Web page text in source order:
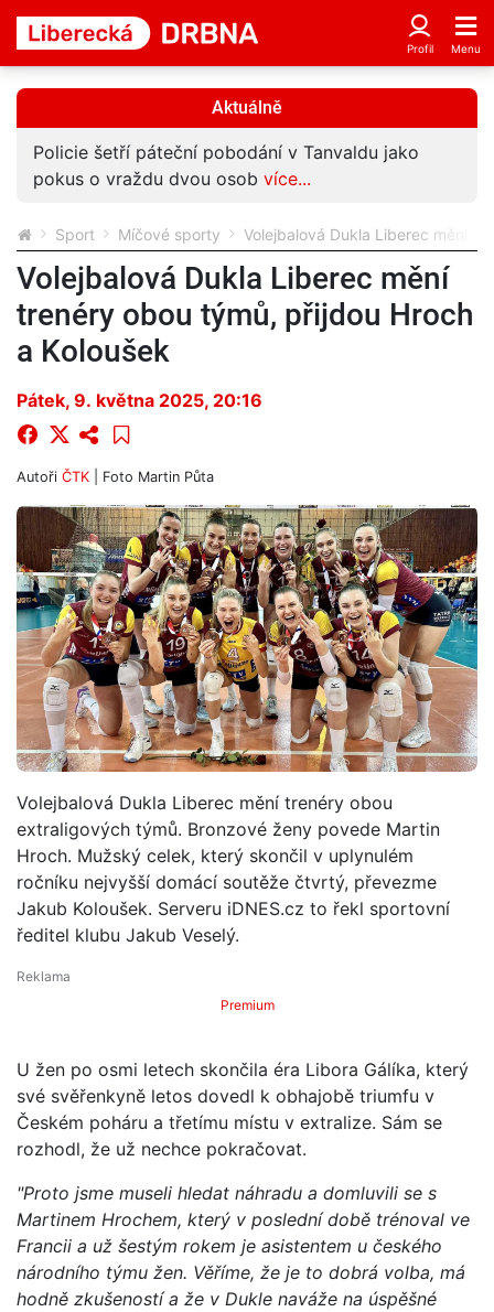
Aktuálně
Policie šetří páteční pobodání v Tanvaldu jako
pokus o vraždu dvou osob více...
Sport Míčové sporty Volejbalová Dukla Liberec mění
Volejbalová Dukla Liberec mění
trenéry obou týmů, přijdou Hroch
a Koloušek
Pátek, 9. května 2025, 20:16
Autoři ČTK | Foto Martin Půta
Volejbalová Dukla Liberec mění trenéry obou
extraligových týmů. Bronzové ženy povede Martin
Hroch. Mužský celek, který skončil v uplynulém
ročníku nejvyšší domácí soutěže čtvrtý, převezme
Jakub Koloušek. Serveru iDNES.cz to řekl sportovní
ředitel klubu Jakub Veselý.
Premium
U žen po osmi letech skončila éra Libora Gálíka, který
své svěřenkyně letos dovedl k obhajobě triumfu v
Českém poháru a třetímu místu v extralize. Sám se
rozhodl, že už nechce pokračovat.
"Proto jsme museli hledat náhradu a domluvili se s
Martinem Hrochem, který v poslední době trénoval ve
Francii a už šestým rokem je asistentem u českého
národního týmu žen. Věříme, že je to dobrá volba, má
hodně zkušeností a že v Dukle naváže na úspěšné